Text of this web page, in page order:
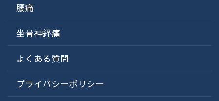
腰痛
坐骨神経痛
よくある質問
プライバシーポリシー